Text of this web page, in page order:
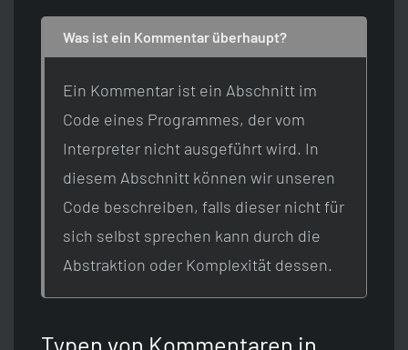
Was ist ein Kommentar überhaupt?
Ein Kommentar ist ein Abschnitt im
Code eines Programmes, der vom
Interpreter nicht ausgeführt wird. In
diesem Abschnitt können wir unseren
Code beschreiben, falls dieser nicht für
sich selbst sprechen kann durch die
Abstraktion oder Komplexität dessen.